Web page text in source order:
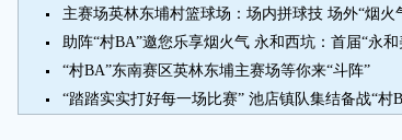
主赛场英林东埔村篮球场：场内拼球技 场外“烟火
“村BA”东南赛区英林东埔主赛场等你来“斗阵”
“踏踏实实打好每一场比赛” 池店镇队集结备战“村